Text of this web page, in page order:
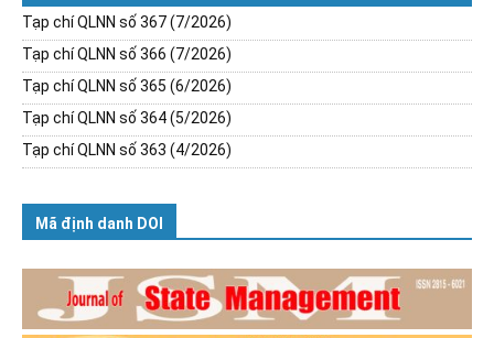
Tạp chí QLNN số 367 (7/2026)
Tạp chí QLNN số 366 (7/2026)
Tạp chí QLNN số 365 (6/2026)
Tạp chí QLNN số 364 (5/2026)
Tạp chí QLNN số 363 (4/2026)
Mã định danh DOI